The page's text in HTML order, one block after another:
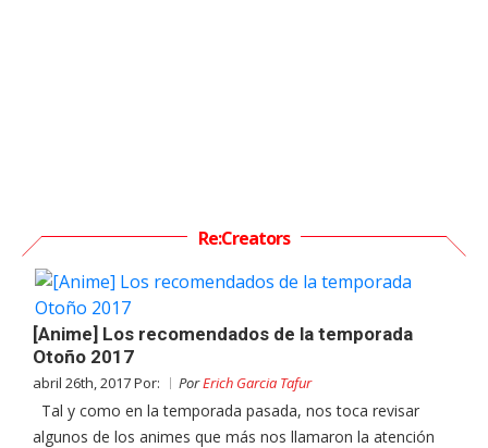
Re:Creators
[Anime] Los recomendados de la temporada
Otoño 2017
abril 26th, 2017 Por: PorErich Garcia Tafur
Tal y como en la temporada pasada, nos toca revisar
algunos de los animes que más nos llamaron la atención